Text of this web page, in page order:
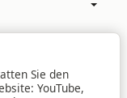
Sie den
YouTube,